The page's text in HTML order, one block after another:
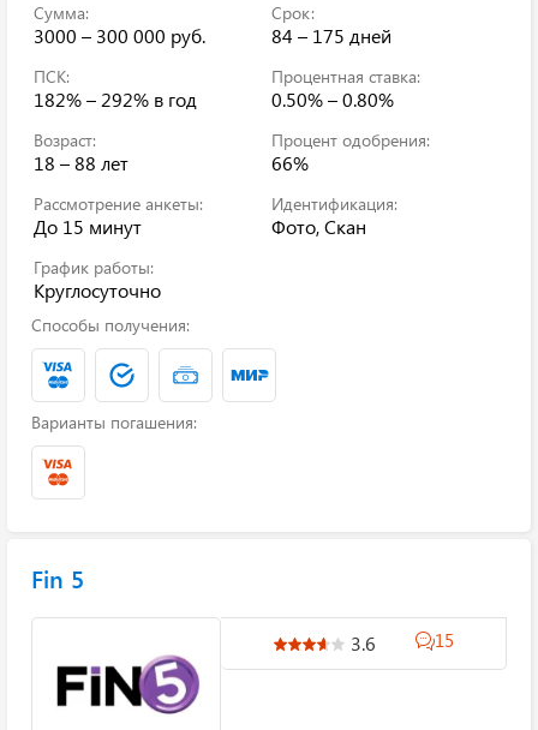
Сумма:
3000 – 300 000 руб.
Срок:
84 – 175 дней
ПСК:
182% – 292% в год
Процентная ставка:
0.50% – 0.80%
Возраст:
18 – 88 лет
Процент одобрения:
66%
Рассмотрение анкеты:
До 15 минут
Идентификация:
Фото, Скан
График работы:
Круглосуточно
Способы получения:
Варианты погашения:
Fin 5
3.6 15